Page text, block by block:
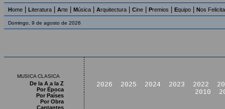
Home Literatura Arte Música Arquitectura Cine Premios Equipo Nos
Domingo, 9 de agosto de 2026
MUSICA CLASICA
De la A a la Z
Por Época
Por Países
Por Obra
Cantantes
2026 2025 2024 2023 2022
2010